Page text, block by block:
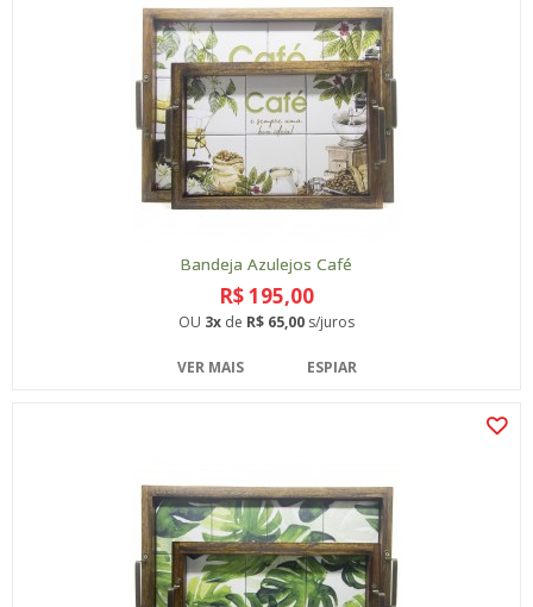
Bandeja Azulejos Café
R$ 195,00
OU 3x de R$ 65,00 s/juros
VER MAIS ESPIAR